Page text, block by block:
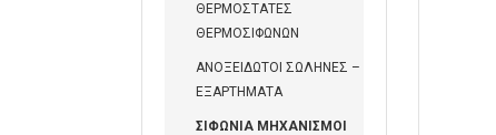
ΘΕΡΜΟΣΤΑΤΕΣ
ΘΕΡΜΟΣΙΦΩΝΩΝ
ΑΝΟΞΕΙΔΩΤΟΙ ΣΩΛΗΝΕΣ –
ΕΞΑΡΤΗΜΑΤΑ
ΣΙΦΩΝΙΑ ΜΗΧΑΝΙΣΜΟΙ